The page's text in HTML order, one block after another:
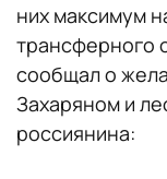
них максимум
трансферного
сообщал о
Захаряном и
россиянина: